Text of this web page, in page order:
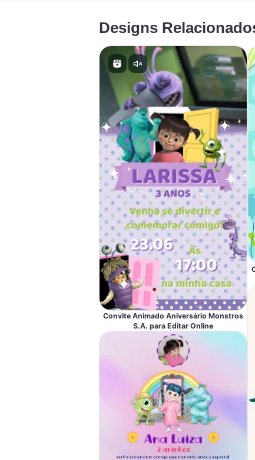
Designs
Convite Animado Aniversário Monstros
S.A. para Editar Online